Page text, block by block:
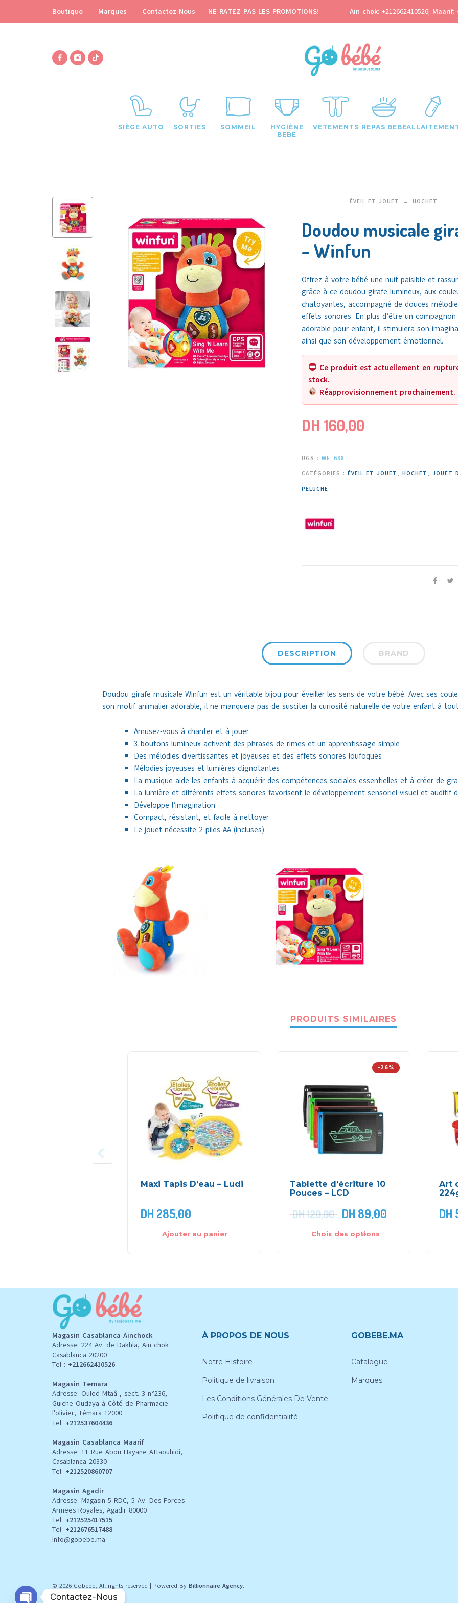
Boutique Marques Contactez-Nous NE RATEZ PAS LES PROMOTIONS! Ain chok: +212662410526| Maarif:
SIÈGE AUTO SORTIES SOMMEIL
HYGIÈNE
BEBE
VETEMENTS REPAS BEBE
ÉVEIL ET JOUET HOCHET
Doudou musicale
– Winfun
Offrez à votre bébé une nuit paisible et
grâce à ce doudou girafe lumineux, aux
chatoyantes, accompagné de douces
effets sonores. En plus d’être un compagnon
adorable pour enfant, il stimulera son
ainsi que son développement émotionnel.
Ce produit est actuellement en
stock.
Réapprovisionnement prochainement.
DH 160,00
UGS : WF_688
CATÉGORIES : ÉVEIL ET JOUET , HOCHET , JOUET
PELUCHE
DESCRIPTION BRAND
Doudou girafe musicale Winfun est un véritable bijou pour éveiller les sens de votre bébé. Avec ses
son motif animalier adorable, il ne manquera pas de susciter la curiosité naturelle de votre enfant à
Amusez-vous à chanter et à jouer
3 boutons lumineux activent des phrases de rimes et un apprentissage simple
Des mélodies divertissantes et joyeuses et des effets sonores loufoques
Mélodies joyeuses et lumières clignotantes
La musique aide les enfants à acquérir des compétences sociales essentielles et à créer de
La lumière et différents effets sonores favorisent le développement sensoriel visuel et auditif
Développe l’imagination
Compact, résistant, et facile à nettoyer
Le jouet nécessite 2 piles AA (incluses)
PRODUITS SIMILAIRES
Maxi Tapis D’eau – Ludi
DH 285,00
Ajouter au panier
-26%
Tablette d’écriture 10
Pouces – LCD
DH120,00 DH 89,00
Choix des options
Art
DH
Magasin Casablanca Ainchock
Adresse: 224 Av. de Dakhla, Ain chok
Casablanca 20200
Tel : +212662410526
Magasin Temara
Adresse: Ouled Mtaâ , sect. 3 n°236,
Guiche Oudaya à Côté de Pharmacie
l'olivier, Témara 12000
Tel: +212537604436
Magasin Casablanca Maarif
Adresse: 11 Rue Abou Hayane Attaouhidi,
Casablanca 20330
Tel: +212520860707
Magasin Agadir
Adresse: Magasin 5 RDC, 5 Av. Des Forces
Armees Royales, Agadir 80000
Tel: +212525417515
Tel: +212676517488
Info@gobebe.ma
À PROPOS DE NOUS
Notre Histoire
Politique de livraison
Les Conditions Générales De Vente
Politique de confidentialité
GOBEBE.MA
Catalogue
Marques
© 2026 Gobebe, All rights reserved | Powered By Billionnaire Agency.
Contactez-Nous